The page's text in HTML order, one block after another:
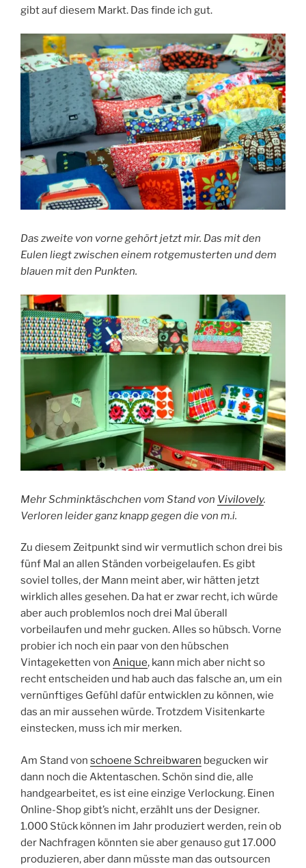
gibt auf diesem Markt. Das finde ich gut.
Das zweite von vorne gehört jetzt mir. Das mit den
Eulen liegt zwischen einem rotgemusterten und dem
blauen mit den Punkten.
Mehr Schminktäschchen vom Stand von Vivilovely.
Verloren leider ganz knapp gegen die von m.i.
Zu diesem Zeitpunkt sind wir vermutlich schon drei bis
fünf Mal an allen Ständen vorbeigelaufen. Es gibt
soviel tolles, der Mann meint aber, wir hätten jetzt
wirklich alles gesehen. Da hat er zwar recht, ich würde
aber auch problemlos noch drei Mal überall
vorbeilaufen und mehr gucken. Alles so hübsch. Vorne
probier ich noch ein paar von den hübschen
Vintageketten von Anique, kann mich aber nicht so
recht entscheiden und hab auch das falsche an, um ein
vernünftiges Gefühl dafür entwicklen zu können, wie
das an mir aussehen würde. Trotzdem Visitenkarte
einstecken, muss ich mir merken.
Am Stand von schoene Schreibwaren begucken wir
dann noch die Aktentaschen. Schön sind die, alle
handgearbeitet, es ist eine einzige Verlockung. Einen
Online-Shop gibt’s nicht, erzählt uns der Designer.
1.000 Stück können im Jahr produziert werden, rein ob
der Nachfragen könnten sie aber genauso gut 17.000
produzieren, aber dann müsste man das outsourcen